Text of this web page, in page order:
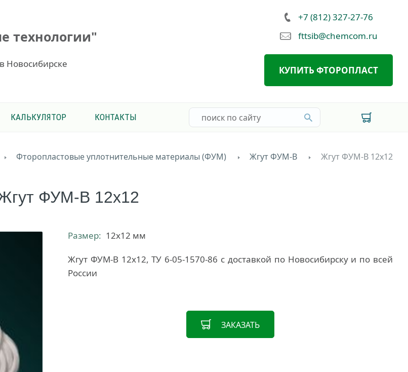
технологии"
Новосибирске
+7 (812) 327-27-76
fttsib@chemcom.ru
КУПИТЬ ФТОРОПЛАСТ
КАЛЬКУЛЯТОР КОНТАКТЫ
Фторопластовые уплотнительные материалы (ФУМ) Жгут ФУМ-В Жгут ФУМ-В 12х12
ФУМ-В 12х12
Размер: 12х12 мм
Жгут ФУМ-В 12х12, ТУ 6-05-1570-86 с доставкой по Новосибирску и по всей
России
ЗАКАЗАТЬ